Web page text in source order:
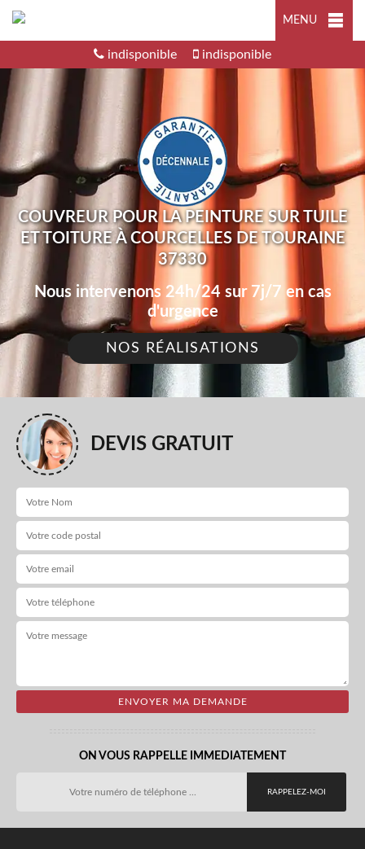
MENU
indisponible indisponible
COUVREUR POUR LA PEINTURE SUR TUILE
ET TOITURE À COURCELLES DE TOURAINE
37330
Nous intervenons 24h/24 sur 7j/7 en cas
d'urgence
NOS RÉALISATIONS
DEVIS GRATUIT
ON VOUS RAPPELLE IMMEDIATEMENT